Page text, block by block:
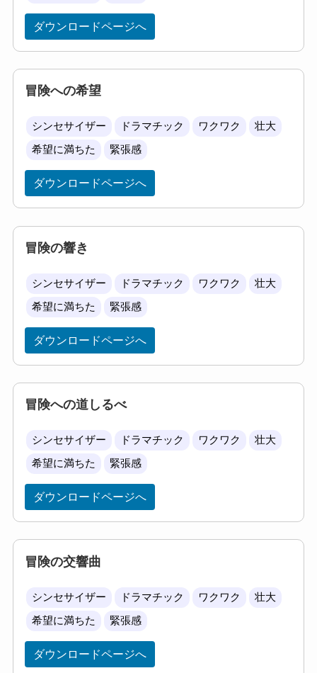
ダウンロードページへ
冒険への希望
シンセサイザー ドラマチック ワクワク 壮大
希望に満ちた 緊張感
ダウンロードページへ
冒険の響き
シンセサイザー ドラマチック ワクワク 壮大
希望に満ちた 緊張感
ダウンロードページへ
冒険への道しるべ
シンセサイザー ドラマチック ワクワク 壮大
希望に満ちた 緊張感
ダウンロードページへ
冒険の交響曲
シンセサイザー ドラマチック ワクワク 壮大
希望に満ちた 緊張感
ダウンロードページへ